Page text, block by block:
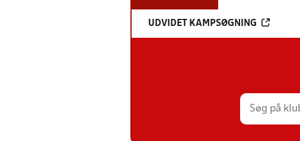
UDVIDET KAMPSØGNING